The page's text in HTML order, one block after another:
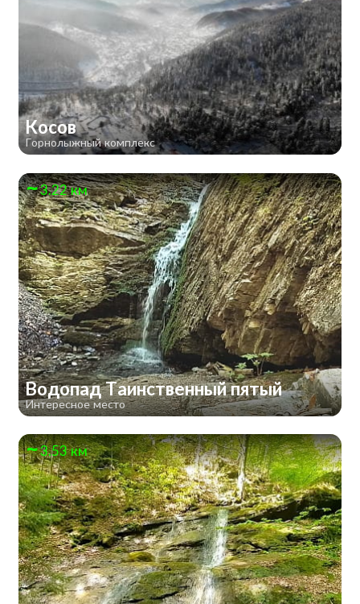
Косов
Горнолыжный комплекс
3.22 км
Водопад Таинственный пятый
Интересное место
3.53 км